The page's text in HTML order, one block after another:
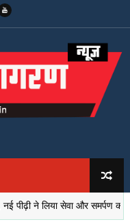
लिया सेवा और समर्पण का संकल्प